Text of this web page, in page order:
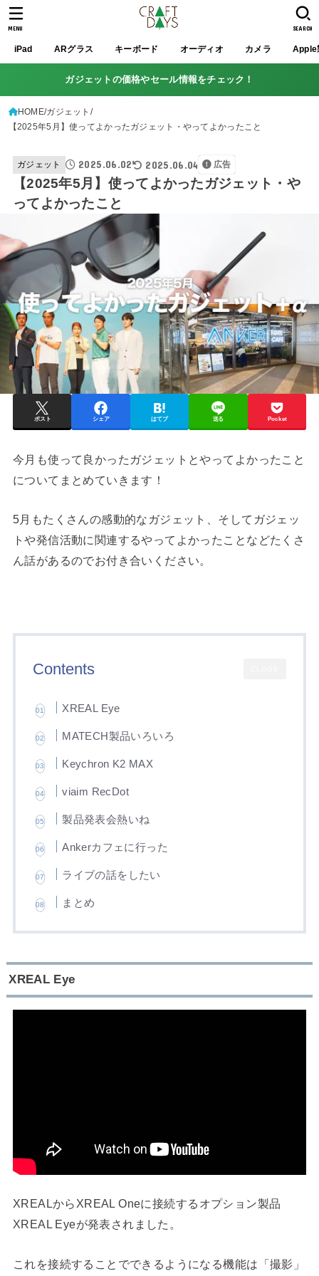
iPad ARグラス キーボード オーディオ カメラ Apple
SEARCH
MENU
ガジェットの価格やセール情報をチェック！
HOME ガジェット
【2025年5月】使ってよかったガジェット・やってよかったこと
ガジェット 2025.06.02 2025.06.04 広告
【2025年5月】使ってよかったガジェット・や
ってよかったこと
ポスト シェア はてブ 送る Pocket
今月も使って良かったガジェットとやってよかったこと
についてまとめていきます！
5月もたくさんの感動的なガジェット、そしてガジェッ
トや発信活動に関連するやってよかったことなどたくさ
ん話があるのでお付き合いください。
Contents
XREAL Eye
MATECH製品いろいろ
Keychron K2 MAX
viaim RecDot
製品発表会熱いね
Ankerカフェに行った
ライブの話をしたい
まとめ
XREAL Eye
XREALからXREAL Oneに接続するオプション製品
XREAL Eyeが発表されました。
これを接続することでできるようになる機能は「撮影」